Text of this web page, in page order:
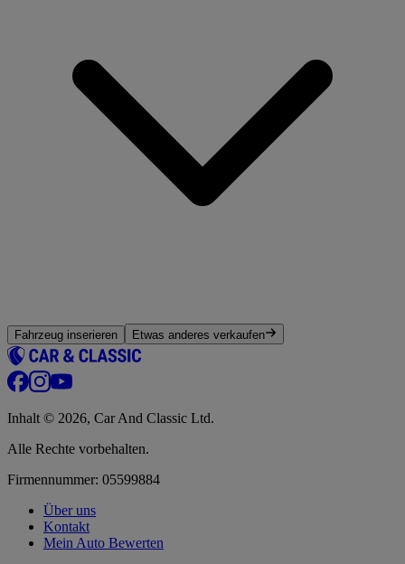
Fahrzeug inserieren Etwas anderes verkaufen
Inhalt © 2026, Car And Classic Ltd.
Alle Rechte vorbehalten.
Firmennummer: 05599884
Über uns
Kontakt
Mein Auto Bewerten